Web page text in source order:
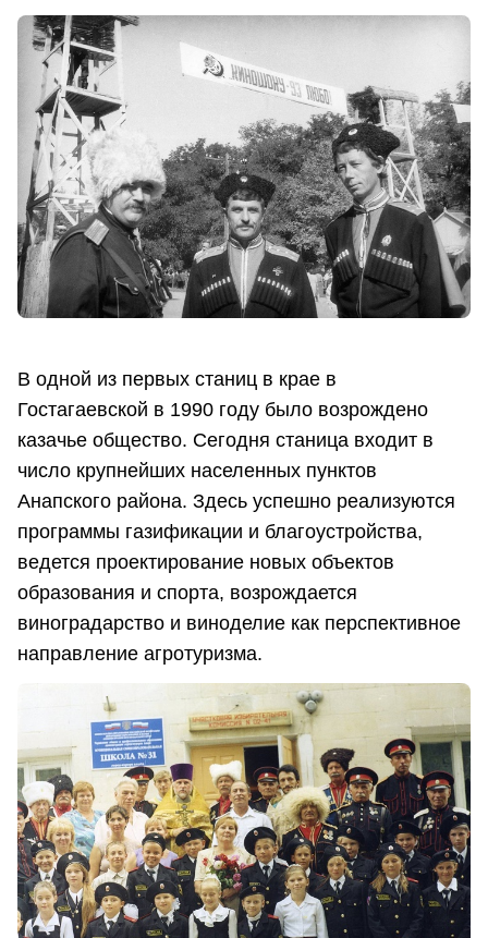
В одной из первых станиц в крае в
Гостагаевской в 1990 году было возрождено
казачье общество. Сегодня станица входит в
число крупнейших населенных пунктов
Анапского района. Здесь успешно реализуются
программы газификации и благоустройства,
ведется проектирование новых объектов
образования и спорта, возрождается
виноградарство и виноделие как перспективное
направление агротуризма.